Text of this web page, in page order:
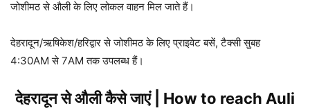
जोशीमठ से औली के लिए लोकल वाहन मिल जाते हैं।
देहरादून/ऋषिकेश/हरिद्वार से जोशीमठ के लिए प्राइवेट बसें, टैक्सी सुबह
4:30AM से 7AM तक उपलब्ध हैं।
देहरादून से औली कैसे जाएं | How to reach Auli